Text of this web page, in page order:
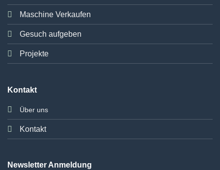
Maschine Verkaufen
Gesuch aufgeben
Projekte
Kontakt
Über uns
Kontakt
Newsletter Anmeldung